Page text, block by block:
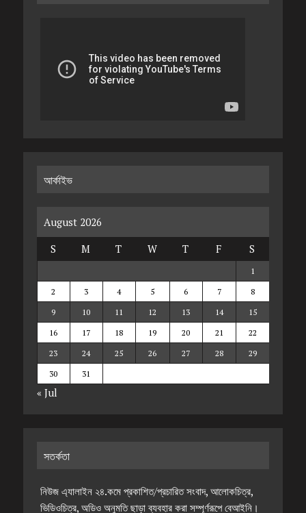
আর্কাইভ
August 2026
S
M T W T F S
1
2
3 4 5 6 7
8
9
10 11 12 13 14
15
16
17 18 19 20 21
22
23
24 25 26 27 28
29
30
31
« Jul
সতর্কতা
নিউজ এ্যালাইন ২৪.কমে প্রকাশিত/প্রচারিত সংবাদ, আলোকচিত্র,
ভিডিওচিত্র, অডিও অনুমতি ছাড়া ব্যবহার করা সম্পূর্ণরূপে বেআইনি।